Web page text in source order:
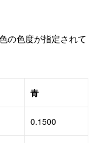
の色度が指定されて
青
0.1500